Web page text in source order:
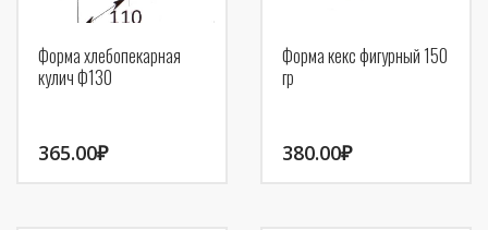
Форма хлебопекарная
кулич Ф130
365.00₽
Форма кекс фигурный 150
гр
380.00₽